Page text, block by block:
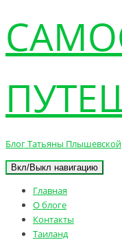
Блог Татьяны Плышевской
Вкл/Выкл навигацию
Главная
О блоге
Контакты
Таиланд